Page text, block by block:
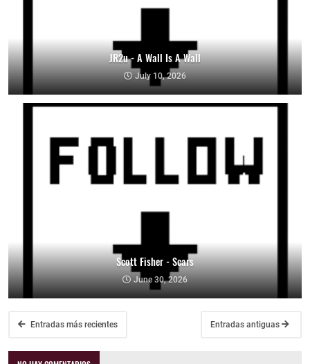
JR2u - A Wall Is A Wall
July 10, 2026
Scott Fisher - Scars
June 30, 2026
Entradas más recientes Entradas antiguas